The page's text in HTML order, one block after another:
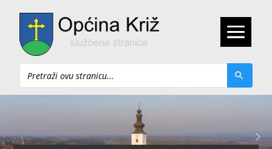
Pretraži